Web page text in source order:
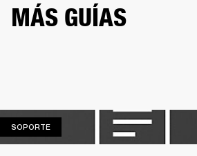
MÁS GUÍAS
SOPORTESOPORTE